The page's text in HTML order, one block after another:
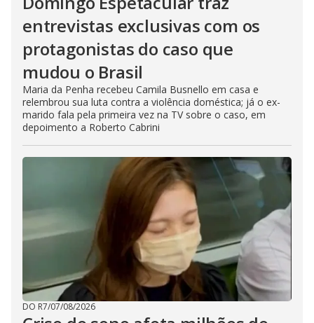
entrevistas exclusivas com os
protagonistas do caso que
mudou o Brasil
Maria da Penha recebeu Camila Busnello em casa e
relembrou sua luta contra a violência doméstica; já o ex-
marido fala pela primeira vez na TV sobre o caso, em
depoimento a Roberto Cabrini
DO R7/07/08/2026